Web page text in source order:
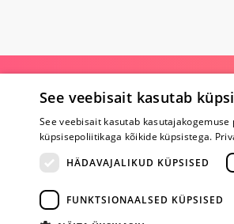
See veebisait kasutab
See veebisait kasutab
küpsisepoliitikaga kõikide küpsistega.
HÄDAVAJALIKUD KÜPSISED
FUNKTSIONAALSED KÜPSISED